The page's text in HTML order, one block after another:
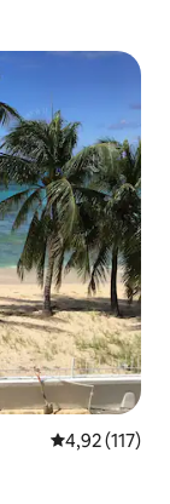
4,92 de uma
4,92 (117)